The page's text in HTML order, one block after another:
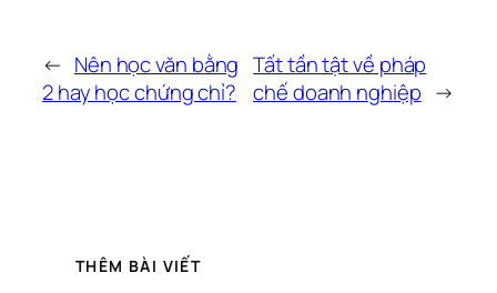
← Nên học văn bằng
2 hay học chứng chỉ?
Tất tần tật về pháp
chế doanh nghiệp →
THÊM BÀI VIẾT